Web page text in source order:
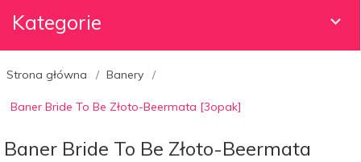
Kategorie
Strona główna Banery
Baner Bride To Be Złoto-Beermata [3opak]
Baner Bride To Be Złoto-Beermata